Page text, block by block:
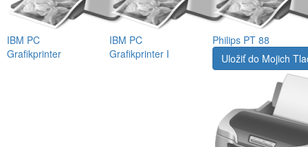
IBM PC
Grafikprinter
IBM PC
Grafikprinter I
Philips PT 88
Uložiť do Mojich